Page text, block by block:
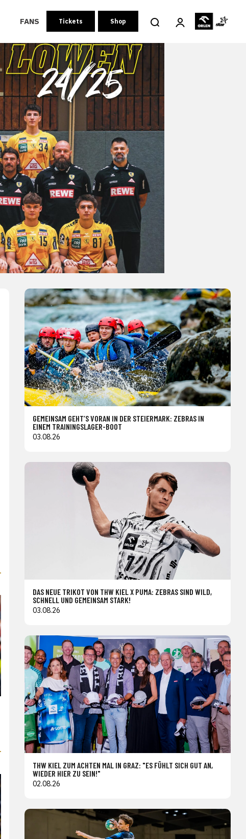
FANS Tickets Shop
GEMEINSAM GEHT’S VORAN IN DER STEIERMARK: ZEBRAS IN
EINEM TRAININGSLAGER-BOOT
03.08.26
DAS NEUE TRIKOT VON THW KIEL X PUMA: ZEBRAS SIND WILD,
SCHNELL UND GEMEINSAM STARK!
03.08.26
THW KIEL ZUM ACHTEN MAL IN GRAZ: "ES FÜHLT SICH GUT AN,
WIEDER HIER ZU SEIN!"
02.08.26